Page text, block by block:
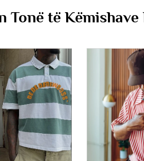
Tonë të